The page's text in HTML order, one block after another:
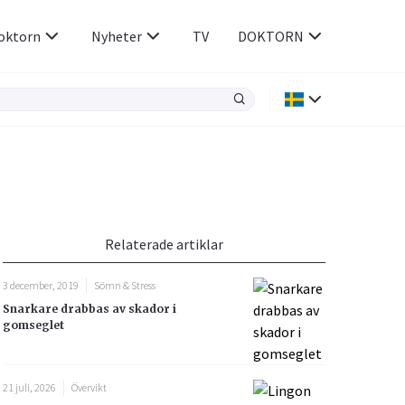
Rökavvänjning
Rörelseapparaten
Sex & Samliv
Sömn & Stress
Nyheter TV DOKTORN
Relaterade artiklar
3 december, 2019
Sömn & Stress
Snarkare drabbas av skador i
gomseglet
21 juli, 2026
Övervikt